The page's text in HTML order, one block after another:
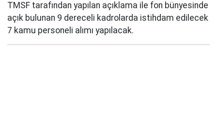
TMSF tarafından yapılan açıklama ile fon bünyesinde
açık bulunan 9 dereceli kadrolarda istihdam edilecek
7 kamu personeli alımı yapılacak.